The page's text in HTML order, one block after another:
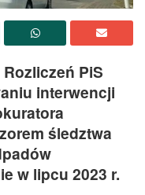
PiS
interwencji
śledztwa
w lipcu 2023 r.